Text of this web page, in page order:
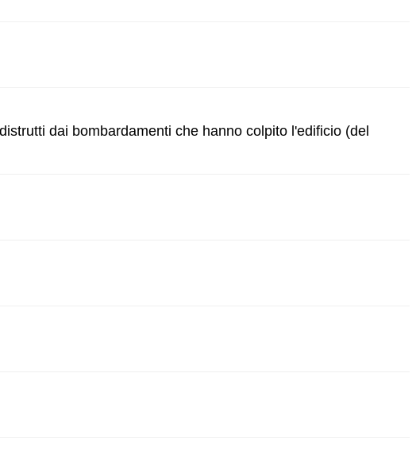
dai bombardamenti che hanno colpito l'edificio (del